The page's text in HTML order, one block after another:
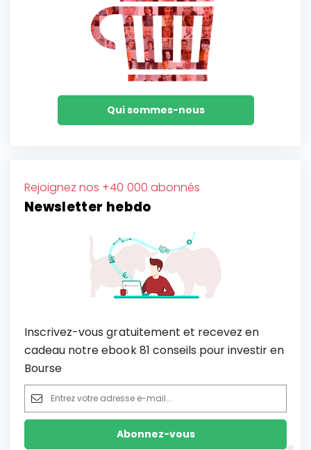
Qui sommes-nous
Rejoignez nos +40 000 abonnés
Newsletter hebdo
Inscrivez-vous gratuitement et recevez en
cadeau notre ebook 81 conseils pour investir en
Bourse